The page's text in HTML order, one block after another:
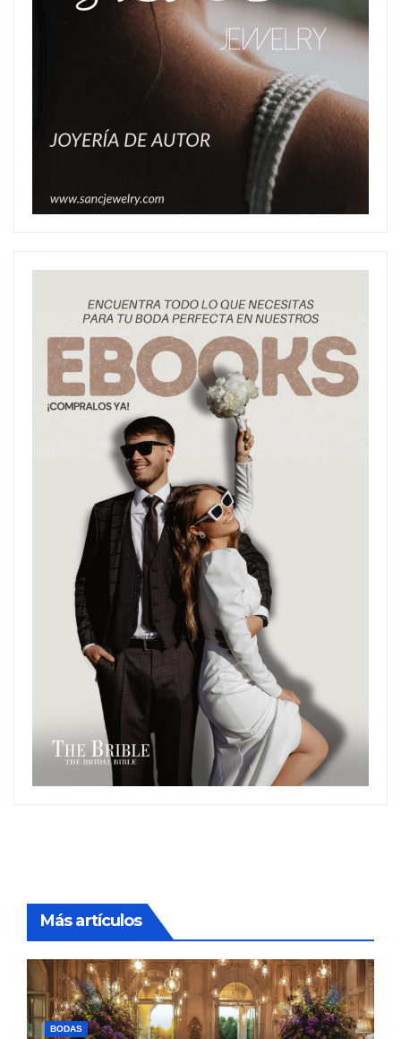
Más artículos
BODAS